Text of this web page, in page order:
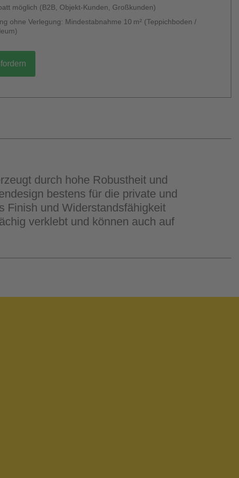
möglich (B2B, Objekt-Kunden, Großkunden)
ohne Verlegung: Mindestabnahme 10 m² (Teppichboden /
durch hohe Robustheit und
bestens für die private und
Finish und Widerstandsfähigkeit
verklebt und können auch auf